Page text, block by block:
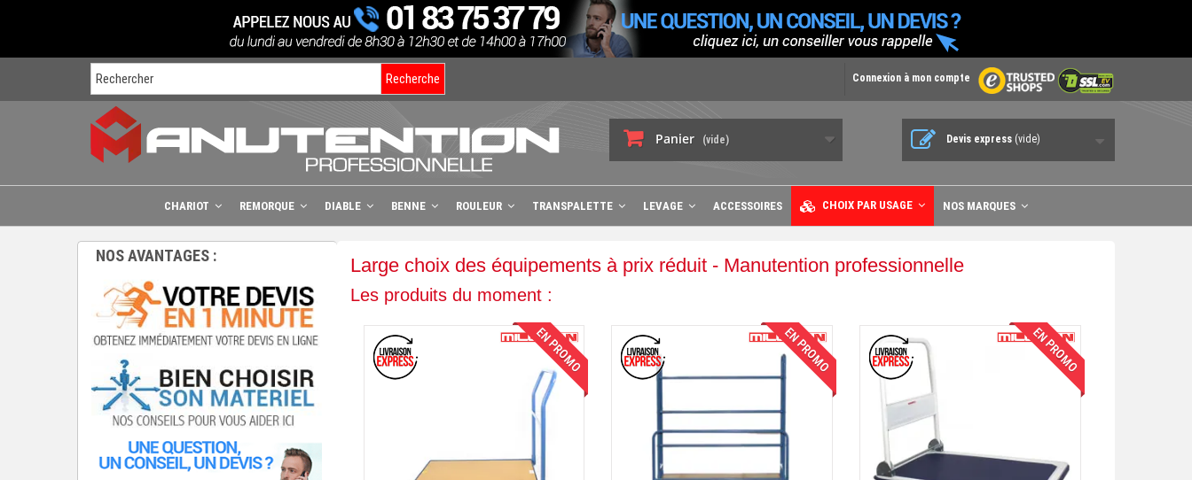
Recherche Connexion à mon compte
Panier (vide) Devis express (vide)
CHARIOT REMORQUE DIABLE BENNE ROULEUR TRANSPALETTE LEVAGE ACCESSOIRES CHOIX PAR USAGE NOS MARQUES
NOS AVANTAGES : Large choix des équipements à prix réduit - Manutention professionnelle
Les produits du moment :
EN PROMO EN PROMO EN PROMO